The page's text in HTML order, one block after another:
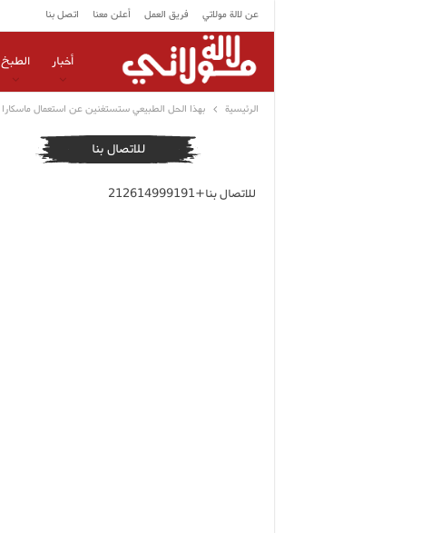
عن لالة مولاتي فريق العمل أعلن معنا اتصل بنا
أخبار الطبخ
الرئيسية بهذا الحل الطبيعي ستستغنين عن استعمال
للاتصال بنا
للاتصال بنا+212614999191